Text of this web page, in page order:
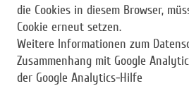
die Cookies in diesem Browser,
Cookie erneut setzen.
Weitere Informationen zum
Zusammenhang mit Google
der Google Analytics-Hilfe